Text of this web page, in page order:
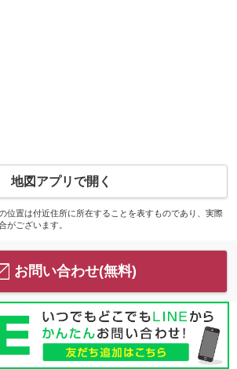
地図アプリで開く
位置は付近住所に所在することを表すものであり、実際
がございます。
お問い合わせ(無料)